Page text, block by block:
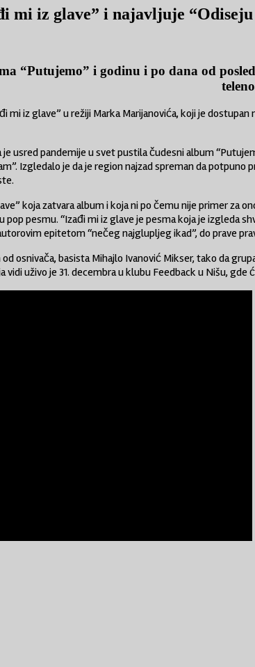
mi iz glave” i najavljuje
“Putujemo” i godinu i po dana od
mi iz glave” u režiji Marka Marijanovića, koji je
usred pandemije u svet pustila čudesni album
Izgledalo je da je region najzad spreman da
koja zatvara album i koja ni po čemu nije primer
pesmu. “Izađi mi iz glave je pesma koja je izgleda
epitetom “nečeg najglupljeg ikad”, do prave
osnivača, basista Mihajlo Ivanović Mikser, tako da
vidi uživo je 31. decembra u klubu Feedback u Nišu,